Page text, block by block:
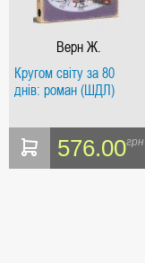
Верн Ж.
Кругом світу за 80
днів: роман (ШДЛ)
576.00грн